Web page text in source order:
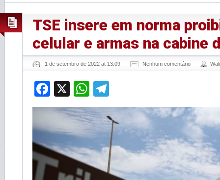
TSE insere em norma
celular e armas na cabine
1 de setembro de 2022 at 13:09 Nenhum comentário
Facebook
X WhatsApp